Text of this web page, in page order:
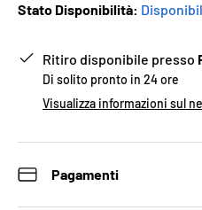
Stato Disponibilità:
Ritiro disponibile presso
Di solito pronto in 24 ore
Visualizza informazioni sul
Pagamenti